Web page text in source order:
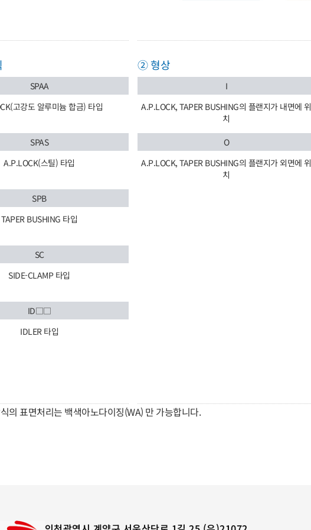
SPAA
고강도 알루미늄 합금) 타입
SPAS
A.P.LOCK(스틸) 타입
SPB
TAPER BUSHING 타입
SC
SIDE-CLAMP 타입
ID□□
IDLER 타입
② 형상
I
A.P.LOCK, TAPER BUSHING의 플랜지가 내면에 위
치
O
A.P.LOCK, TAPER BUSHING의 플랜지가 외면에 위
치
의 표면처리는 백색아노다이징(WA) 만 가능합니다.